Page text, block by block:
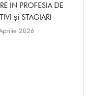
IN PROFESIA DE
și STAGIARI
2026